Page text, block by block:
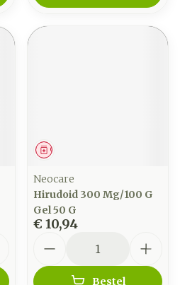
Geneesmiddel
Neocare
Hirudoid 300 Mg/100 G
Gel 50 G
€ 10,94
Bestel